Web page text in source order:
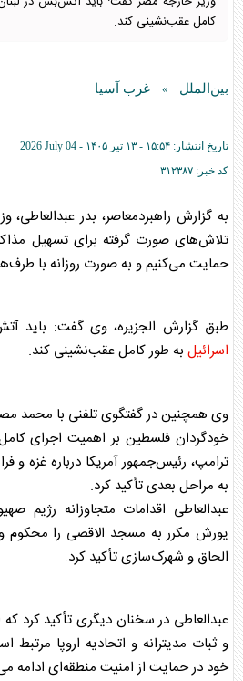
کامل عقب‌نشینی کند.
بین‌الملل » غرب آسیا
تاریخ انتشار: ۱۵:۵۴ - ۱۳ تير ۱۴۰۵ -
2026 July 04
کد خبر: ۳۱۲۳۸۷
به گزارش راهبردمعاصر، بدر عبدالعاطی،
تلاش‌های صورت گرفته برای تسهیل
حمایت می‌کنیم و به صورت روزانه با
طبق گزارش الجزیره، وی گفت: باید
اسرائیل به طور کامل عقب‌نشینی کند.
وی همچنین در گفتگوی تلفنی با محمد
خودگردان فلسطین بر اهمیت اجرای
ترامپ، رئیس‌جمهور آمریکا درباره غزه و
به مراحل بعدی تأکید کرد.
عبدالعاطی اقدامات متجاوزانه رژیم
یورش مکرر به مسجد الاقصی را
الحاق و شهرک‌سازی تأکید کرد.
عبدالعاطی در سخنان دیگری تأکید کرد
و ثبات مدیترانه و اتحادیه اروپا مرتبط
خود در حمایت از امنیت منطقه‌ای ادامه